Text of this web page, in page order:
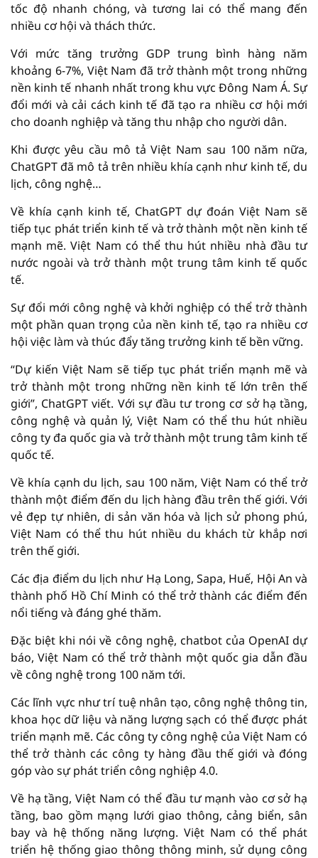
tốc độ nhanh chóng, và tương lai có thể mang đến
nhiều cơ hội và thách thức.
Với mức tăng trưởng GDP trung bình hàng năm
khoảng 6-7%, Việt Nam đã trở thành một trong những
nền kinh tế nhanh nhất trong khu vực Đông Nam Á. Sự
đổi mới và cải cách kinh tế đã tạo ra nhiều cơ hội mới
cho doanh nghiệp và tăng thu nhập cho người dân.
Khi được yêu cầu mô tả Việt Nam sau 100 năm nữa,
ChatGPT đã mô tả trên nhiều khía cạnh như kinh tế, du
lịch, công nghệ…
Về khía cạnh kinh tế, ChatGPT dự đoán Việt Nam sẽ
tiếp tục phát triển kinh tế và trở thành một nền kinh tế
mạnh mẽ. Việt Nam có thể thu hút nhiều nhà đầu tư
nước ngoài và trở thành một trung tâm kinh tế quốc
tế.
Sự đổi mới công nghệ và khởi nghiệp có thể trở thành
một phần quan trọng của nền kinh tế, tạo ra nhiều cơ
hội việc làm và thúc đẩy tăng trưởng kinh tế bền vững.
“Dự kiến Việt Nam sẽ tiếp tục phát triển mạnh mẽ và
trở thành một trong những nền kinh tế lớn trên thế
giới”, ChatGPT viết. Với sự đầu tư trong cơ sở hạ tầng,
công nghệ và quản lý, Việt Nam có thể thu hút nhiều
công ty đa quốc gia và trở thành một trung tâm kinh tế
quốc tế.
Về khía cạnh du lịch, sau 100 năm, Việt Nam có thể trở
thành một điểm đến du lịch hàng đầu trên thế giới. Với
vẻ đẹp tự nhiên, di sản văn hóa và lịch sử phong phú,
Việt Nam có thể thu hút nhiều du khách từ khắp nơi
trên thế giới.
Các địa điểm du lịch như Hạ Long, Sapa, Huế, Hội An và
thành phố Hồ Chí Minh có thể trở thành các điểm đến
nổi tiếng và đáng ghé thăm.
Đặc biệt khi nói về công nghệ, chatbot của OpenAI dự
báo, Việt Nam có thể trở thành một quốc gia dẫn đầu
về công nghệ trong 100 năm tới.
Các lĩnh vực như trí tuệ nhân tạo, công nghệ thông tin,
khoa học dữ liệu và năng lượng sạch có thể được phát
triển mạnh mẽ. Các công ty công nghệ của Việt Nam có
thể trở thành các công ty hàng đầu thế giới và đóng
góp vào sự phát triển công nghiệp 4.0.
Về hạ tầng, Việt Nam có thể đầu tư mạnh vào cơ sở hạ
tầng, bao gồm mạng lưới giao thông, cảng biển, sân
bay và hệ thống năng lượng. Việt Nam có thể phát
triển hệ thống giao thông thông minh, sử dụng công